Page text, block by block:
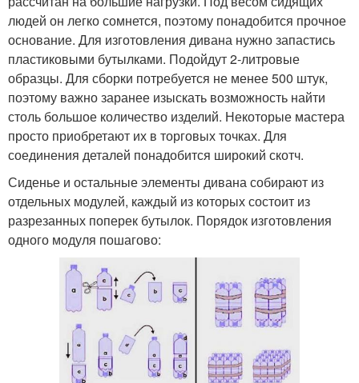
людей он легко сомнется, поэтому понадобится прочное
основание. Для изготовления дивана нужно запастись
пластиковыми бутылками. Подойдут 2-литровые
образцы. Для сборки потребуется не менее 500 штук,
поэтому важно заранее изыскать возможность найти
столь большое количество изделий. Некоторые мастера
просто приобретают их в торговых точках. Для
соединения деталей понадобится широкий скотч.
Сиденье и остальные элементы дивана собирают из
отдельных модулей, каждый из которых состоит из
разрезанных поперек бутылок. Порядок изготовления
одного модуля пошагово: